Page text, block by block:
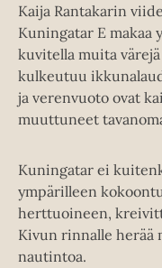
Kaija Rantakarin
Kuningatar E makaa
kuvitella muita
kulkeutuu
ja verenvuoto ovat
muuttuneet
Kuningatar ei
ympärilleen
herttuoineen,
Kivun rinnalle herää
nautintoa.